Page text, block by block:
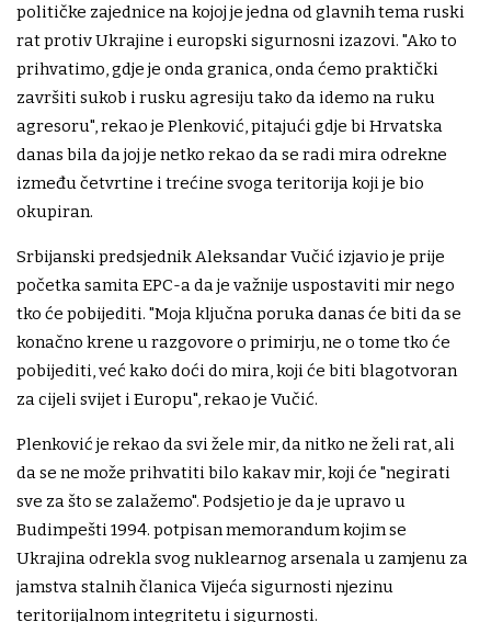
političke zajednice na kojoj je jedna od glavnih tema ruski
rat protiv Ukrajine i europski sigurnosni izazovi. "Ako to
prihvatimo, gdje je onda granica, onda ćemo praktički
završiti sukob i rusku agresiju tako da idemo na ruku
agresoru", rekao je Plenković, pitajući gdje bi Hrvatska
danas bila da joj je netko rekao da se radi mira odrekne
između četvrtine i trećine svoga teritorija koji je bio
okupiran.
Srbijanski predsjednik Aleksandar Vučić izjavio je prije
početka samita EPC-a da je važnije uspostaviti mir nego
tko će pobijediti. "Moja ključna poruka danas će biti da se
konačno krene u razgovore o primirju, ne o tome tko će
pobijediti, već kako doći do mira, koji će biti blagotvoran
za cijeli svijet i Europu", rekao je Vučić.
Plenković je rekao da svi žele mir, da nitko ne želi rat, ali
da se ne može prihvatiti bilo kakav mir, koji će "negirati
sve za što se zalažemo". Podsjetio je da je upravo u
Budimpešti 1994. potpisan memorandum kojim se
Ukrajina odrekla svog nuklearnog arsenala u zamjenu za
jamstva stalnih članica Vijeća sigurnosti njezinu
teritorijalnom integritetu i sigurnosti.